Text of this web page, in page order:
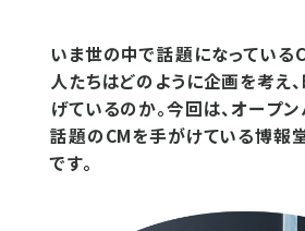
いま世の中で話題になっている
人たちはどのように企画を考え
げているのか。今回は、オープ
話題のCMを手がけている博報
です。